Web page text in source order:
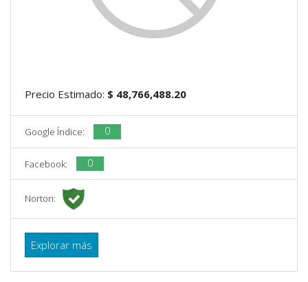
Precio Estimado: $ 48,766,488.20
Google Índice: 0
Facebook: 0
Norton:
Explorar más